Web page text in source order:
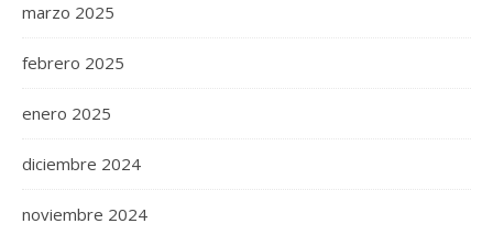
marzo 2025
febrero 2025
enero 2025
diciembre 2024
noviembre 2024